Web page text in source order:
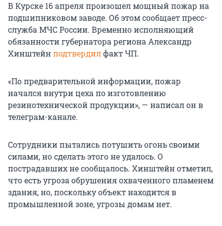
В Курске 16 апреля произошел мощный пожар на
подшипниковом заводе. Об этом сообщает пресс-
служба МЧС России. Временно исполняющий
обязанности губернатора региона Александр
Хинштейнподтвердилфакт ЧП.
«По предварительной информации, пожар
начался внутри цеха по изготовлению
резинотехнической продукции», — написал он в
телеграм-канале.
Сотрудники пытались потушить огонь своими
силами, но сделать этого не удалось. О
пострадавших не сообщалось. Хинштейн отметил,
что есть угроза обрушения охваченного пламенем
здания, но, поскольку объект находится в
промышленной зоне, угрозы домам нет.